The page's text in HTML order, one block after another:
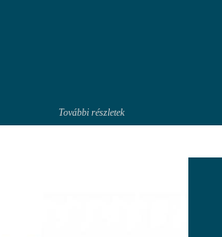
További részletek